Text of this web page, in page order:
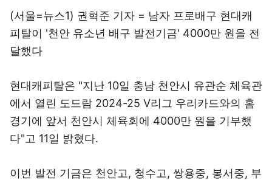
(서울=뉴스1) 권혁준 기자 = 남자 프로배구 현대캐
피탈이 '천안 유소년 배구 발전기금' 4000만 원을 전
달했다
현대캐피탈은 "지난 10일 충남 천안시 유관순 체육관
에서 열린 도드람 2024-25 V리그 우리카드와의 홈
경기에 앞서 천안시 체육회에 4000만 원을 기부했
다"고 11일 밝혔다.
이번 발전 기금은 천안고, 청수고, 쌍용중, 봉서중, 부